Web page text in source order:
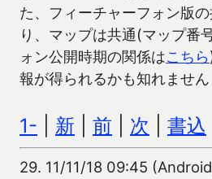
た、フィーチャーフォン版
り、マップは共通(マップ番
ォン公開時期の関係はこちら
報が得られるかも知れません
1- 新 前 次 書込
29. 11/11/18 09:45